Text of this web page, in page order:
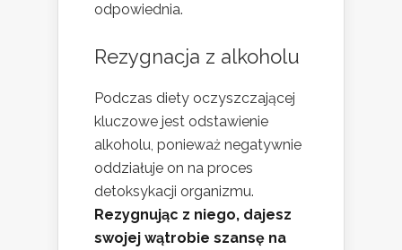
odpowiednia.
Rezygnacja z alkoholu
Podczas diety oczyszczającej
kluczowe jest odstawienie
alkoholu, ponieważ negatywnie
oddziałuje on na proces
detoksykacji organizmu.
Rezygnując z niego, dajesz
swojej wątrobie szansę na